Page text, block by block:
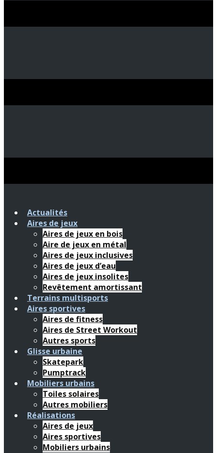
Actualités
Aires de jeux
Aires de jeux en bois
Aire de jeux en métal
Aires de jeux inclusives
Aires de jeux d’eau
Aires de jeux insolites
Revêtement amortissant
Terrains multisports
Aires sportives
Aires de fitness
Aires de Street Workout
Autres sports
Glisse urbaine
Skatepark
Pumptrack
Mobiliers urbains
Toiles solaires
Autres mobiliers
Réalisations
Aires de jeux
Aires sportives
Mobiliers urbains